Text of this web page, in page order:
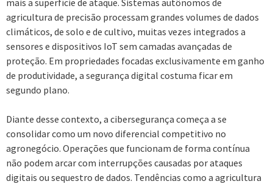
agricultura de precisão processam grandes volumes de dados
climáticos, de solo e de cultivo, muitas vezes integrados a
sensores e dispositivos IoT sem camadas avançadas de
proteção. Em propriedades focadas exclusivamente em ganho
de produtividade, a segurança digital costuma ficar em
segundo plano.
Diante desse contexto, a cibersegurança começa a se
consolidar como um novo diferencial competitivo no
agronegócio. Operações que funcionam de forma contínua
não podem arcar com interrupções causadas por ataques
digitais ou sequestro de dados. Tendências como a agricultura